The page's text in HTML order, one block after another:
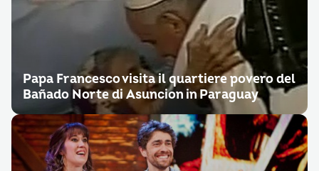
Papa Francesco visita il quartiere povero del
Bañado Norte di Asuncion in Paraguay